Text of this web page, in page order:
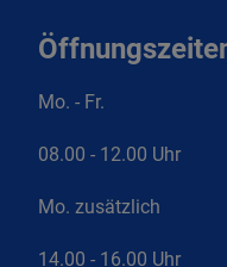
Mo. - Fr.
08.00 - 12.00 Uhr
Mo. zusätzlich
14.00 - 16.00 Uhr